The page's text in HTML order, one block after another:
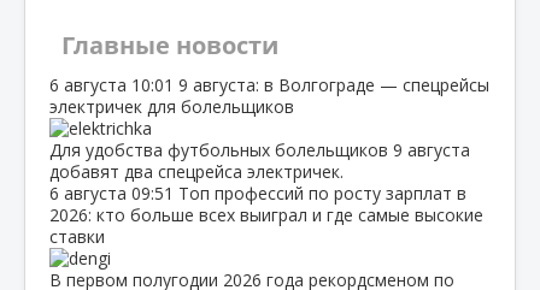
Главные новости
6 августа 10:01 9 августа: в Волгограде — спецрейсы
электричек для болельщиков
Для удобства футбольных болельщиков 9 августа
добавят два спецрейса электричек.
6 августа 09:51 Топ профессий по росту зарплат в
2026: кто больше всех выиграл и где самые высокие
ставки
В первом полугодии 2026 года рекордсменом по